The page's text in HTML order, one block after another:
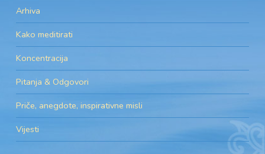
Arhiva
Kako meditirati
Koncentracija
Pitanja & Odgovori
Priče, anegdote, inspirativne misli
Vijesti